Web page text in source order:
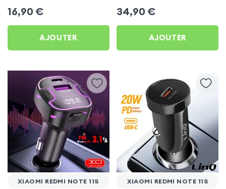
Blue Star pour Xiaomi
Redmi Note 11s
16,90 €
AJOUTER
Voiture USB C + USB -
Swissten
34,90 €
AJOUTER
XIAOMI REDMI NOTE 11S XIAOMI REDMI NOTE 11S